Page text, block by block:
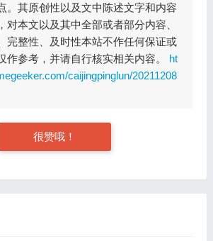
。其原创性以及文中陈述文字和内容
对本文以及其中全部或者部分内容、
完整性、及时性本站不作任何保证或
作参考，并请自行核实相关内容。 ht
caijingpinglun/20211208
很赞哦！